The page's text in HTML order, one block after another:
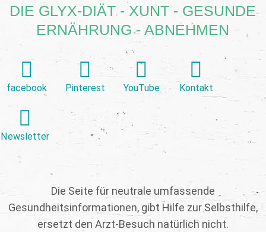
DIE GLYX-DIÄT - XUNT - GESUNDE
ERNÄHRUNG - ABNEHMEN
facebook Pinterest YouTube Kontakt
Newsletter
Die Seite für neutrale umfassende
Gesundheitsinformationen, gibt Hilfe zur Selbsthilfe,
ersetzt den Arzt-Besuch natürlich nicht.